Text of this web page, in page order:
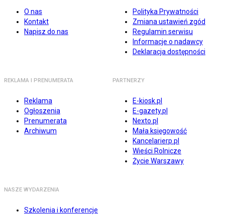
O nas
Kontakt
Napisz do nas
Polityka Prywatności
Zmiana ustawień zgód
Regulamin serwisu
Informacje o nadawcy
Deklaracja dostępności
REKLAMA I PRENUMERATA
Reklama
Ogłoszenia
Prenumerata
Archiwum
PARTNERZY
E-kiosk.pl
E-gazety.pl
Nexto.pl
Mała księgowość
Kancelarierp.pl
Wieści Rolnicze
Życie Warszawy
NASZE WYDARZENIA
Szkolenia i konferencje